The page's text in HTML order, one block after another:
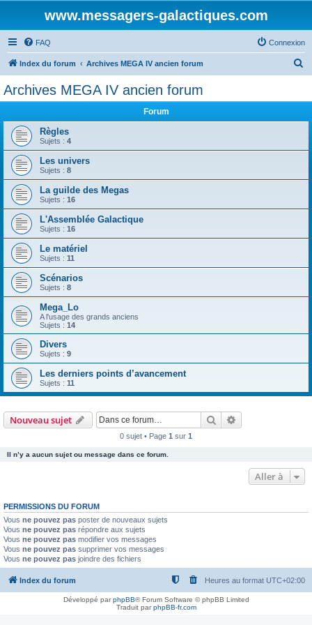
www.messagers-galactiques.com
FAQ Connexion
Index du forum Archives MEGA IV ancien forum
h
Archives MEGA IV ancien forum
Forum
Règles
Sujets : 4
Les univers
Sujets : 8
La guilde des Megas
Sujets : 16
L'Assemblée Galactique
Sujets : 16
Le matériel
Sujets : 11
Scénarios
Sujets : 8
Mega_Lo
A l'usage des grands anciens
Sujets : 14
Divers
Sujets : 9
Les derniers points d’avancement
Sujets : 11
Nouveau sujet Rechercher
0 sujet • Page 1 sur 1
Il n’y a aucun sujet ou message dans ce forum.
Aller à
PERMISSIONS DU FORUM
Vous ne pouvez pas poster de nouveaux sujets
Vous ne pouvez pas répondre aux sujets
Vous ne pouvez pas modifier vos messages
Vous ne pouvez pas supprimer vos messages
Vous ne pouvez pas joindre des fichiers
Index du forum Heures au format UTC+02:00
Développé parphpBB® Forum Software © phpBB Limited
Traduit parphpBB-fr.com